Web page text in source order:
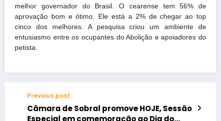
melhor governador do Brasil. O cearense tem 56% de
aprovação bom e ótimo. Ele está a 2% de chegar ao top
cinco dos melhores. A pesquisa criou um ambiente de
entusiasmo entre os ocupantes do Abolição e apoiadores do
petista.
Previous post
Câmara de Sobral promove HOJE, Sessão
Especial em comemoração ao Dia do